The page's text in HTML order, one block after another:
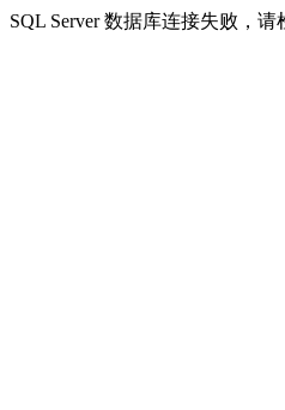
SQL Server 数据库连接失败，请